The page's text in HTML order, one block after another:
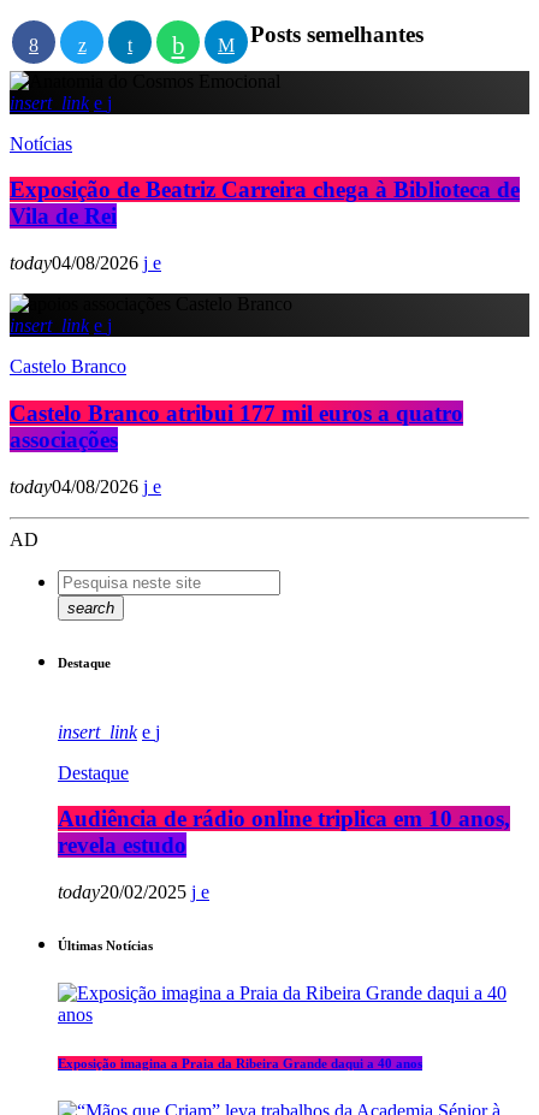
Posts semelhantes
insert_link
Notícias
Exposição de Beatriz Carreira chega à Biblioteca de
Vila de Rei
today04/08/2026
insert_link
Castelo Branco
Castelo Branco atribui 177 mil euros a quatro
associações
today04/08/2026
AD
search
Destaque
insert_link
Destaque
Audiência de rádio online triplica em 10 anos,
revela estudo
today20/02/2025
Últimas Notícias
Exposição imagina a Praia da Ribeira Grande daqui a 40 anos